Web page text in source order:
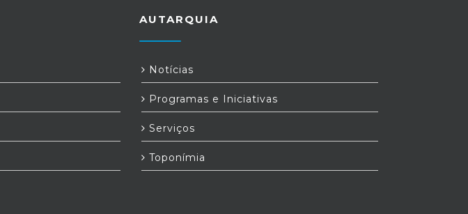
AUTARQUIA
Notícias
Programas e Iniciativas
Serviços
Toponímia